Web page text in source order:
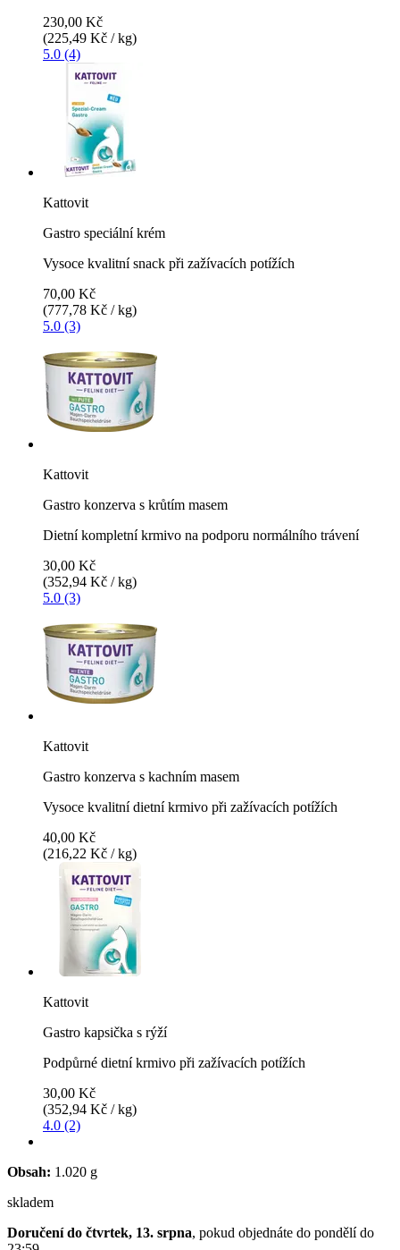
230,00 Kč
(225,49 Kč / kg)
5.0 (4)
Kattovit
Gastro speciální krém
Vysoce kvalitní snack při zažívacích potížích
70,00 Kč
(777,78 Kč / kg)
5.0 (3)
Kattovit
Gastro konzerva s krůtím masem
Dietní kompletní krmivo na podporu normálního trávení
30,00 Kč
(352,94 Kč / kg)
5.0 (3)
Kattovit
Gastro konzerva s kachním masem
Vysoce kvalitní dietní krmivo při zažívacích potížích
40,00 Kč
(216,22 Kč / kg)
Kattovit
Gastro kapsička s rýží
Podpůrné dietní krmivo při zažívacích potížích
30,00 Kč
(352,94 Kč / kg)
4.0 (2)
Obsah: 1.020 g
skladem
Doručení do čtvrtek, 13. srpna, pokud objednáte do pondělí do